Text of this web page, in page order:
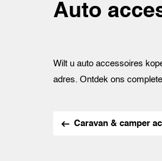
Auto
Wilt u auto accessoires
adres. Ontdek ons
Caravan & camper